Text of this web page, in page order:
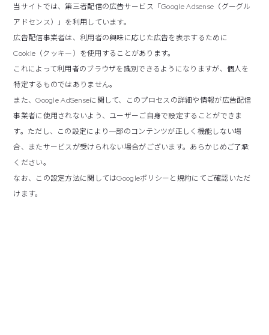
当サイトでは、第三者配信の広告サービス「Google Adsense（グーグル
アドセンス）」を利用しています。
広告配信事業者は、利用者の興味に応じた広告を表示するために
Cookie（クッキー）を使用することがあります。
これによって利用者のブラウザを識別できるようになりますが、個人を
特定するものではありません。
また、Google AdSenseに関して、このプロセスの詳細や情報が広告配信
事業者に使用されないよう、ユーザーご自身で設定することができま
す。ただし、この設定により一部のコンテンツが正しく機能しない場
合、またサービスが受けられない場合がございます。あらかじめご了承
ください。
なお、この設定方法に関してはGoogleポリシーと規約にてご確認いただ
けます。